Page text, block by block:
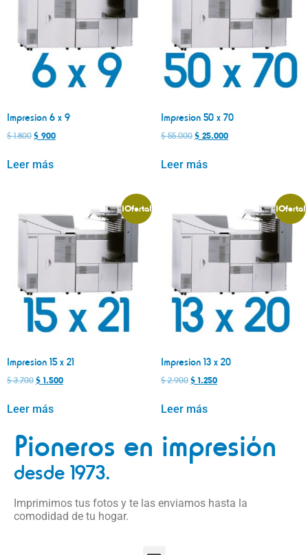
Impresion 6 x 9
$1.800$ 900
Leer más
Impresion 50 x 70
$55.000$ 25.000
Leer más
¡Oferta!
Impresion 15 x 21
$3.700$ 1.500
Leer más
¡Oferta!
Impresion 13 x 20
$2.900$ 1.250
Leer más
Pioneros en impresión
desde 1973.
Imprimimos tus fotos y te las enviamos hasta la
comodidad de tu hogar.